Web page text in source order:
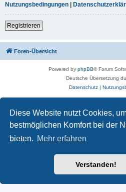
Diese Website nutzt Cookies,
bestmöglichen Komfort bei der
bieten. Mehr erfahren
Verstanden!
Nutzungsbedingungen |
Registrieren
Foren-Übersicht
Powered by phpBB® Forum
Deutsche Übersetzung
Datenschutz|